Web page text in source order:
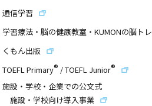
通信学習
学習療法・脳の健康教室・KUMONの脳トレ
くもん出版
TOEFL Primary® /TOEFL Junior®
施設・学校・企業での公文式
施設・学校向け導入事業